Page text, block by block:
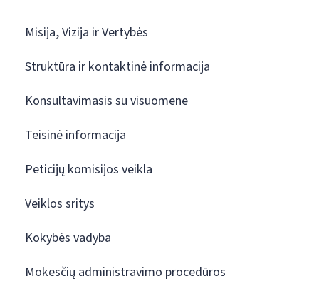
Misija, Vizija ir Vertybės
Struktūra ir kontaktinė informacija
Konsultavimasis su visuomene
Teisinė informacija
Peticijų komisijos veikla
Veiklos sritys
Kokybės vadyba
Mokesčių administravimo procedūros